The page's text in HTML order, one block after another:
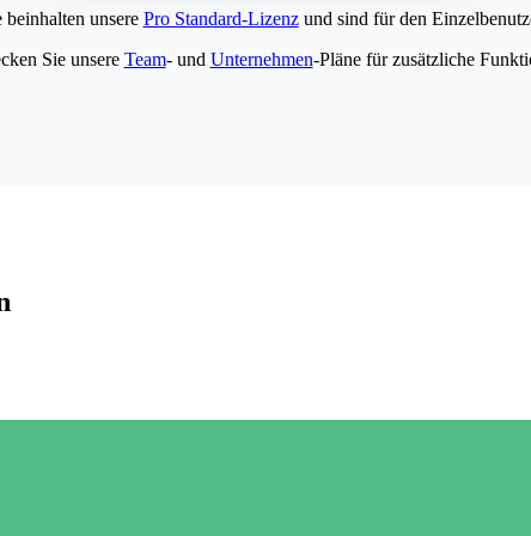
beinhalten unsere Pro Standard-Lizenzund sind für den
Sie unsere Team- und Unternehmen-Pläne für zusätzliche